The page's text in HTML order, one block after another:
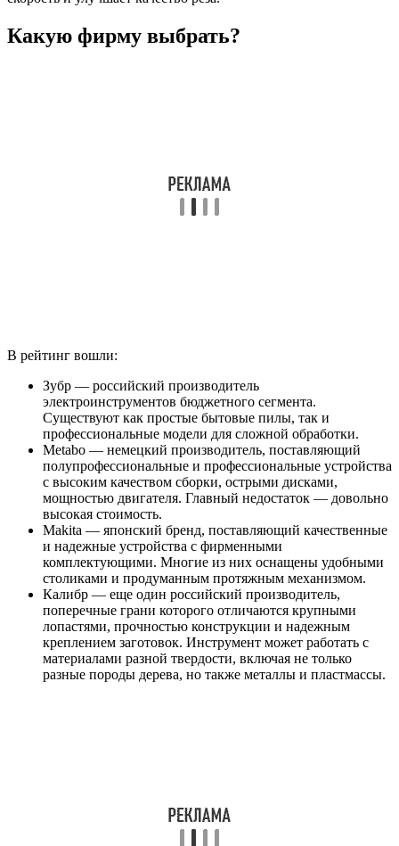
Какую фирму выбрать?
В рейтинг вошли:
Зубр — российский производитель
электроинструментов бюджетного сегмента.
Существуют как простые бытовые пилы, так и
профессиональные модели для сложной обработки.
Metabo — немецкий производитель, поставляющий
полупрофессиональные и профессиональные устройства
с высоким качеством сборки, острыми дисками,
мощностью двигателя. Главный недостаток — довольно
высокая стоимость.
Makita — японский бренд, поставляющий качественные
и надежные устройства с фирменными
комплектующими. Многие из них оснащены удобными
столиками и продуманным протяжным механизмом.
Калибр — еще один российский производитель,
поперечные грани которого отличаются крупными
лопастями, прочностью конструкции и надежным
креплением заготовок. Инструмент может работать с
материалами разной твердости, включая не только
разные породы дерева, но также металлы и пластмассы.